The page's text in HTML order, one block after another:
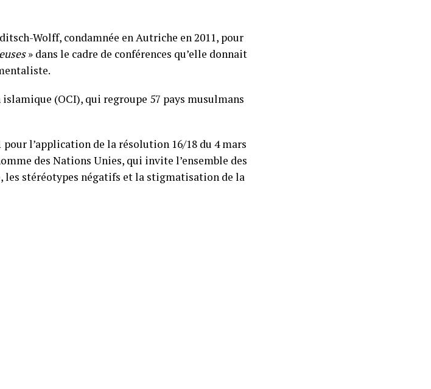
Wolff, condamnée en Autriche en 2011, pour
» dans le cadre de conférences qu’elle donnait
(OCI), qui regroupe 57 pays musulmans
l’application de la résolution 16/18 du 4 mars
des Nations Unies, qui invite l’ensemble des
les stéréotypes négatifs et la stigmatisation de la